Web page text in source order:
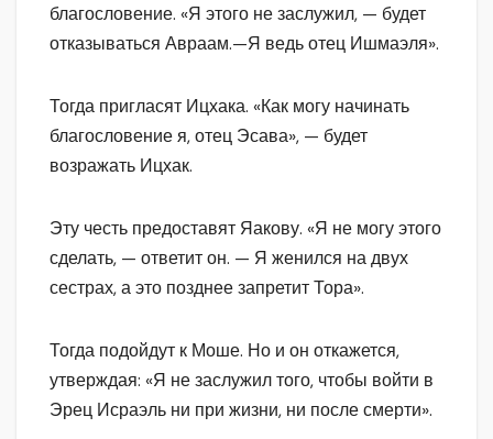
благословение. «Я этого не заслужил, — будет
отказываться Авраам.—Я ведь отец Ишмаэля».
Тогда пригласят Ицхака. «Как могу начинать
благословение я, отец Эсава», — будет
возражать Ицхак.
Эту честь предоставят Яакову. «Я не могу этого
сделать, — ответит он. — Я женился на двух
сестрах, а это позднее запретит Тора».
Тогда подойдут к Моше. Но и он откажется,
утверждая: «Я не заслужил того, чтобы войти в
Эрец Исраэль ни при жизни, ни после смерти».